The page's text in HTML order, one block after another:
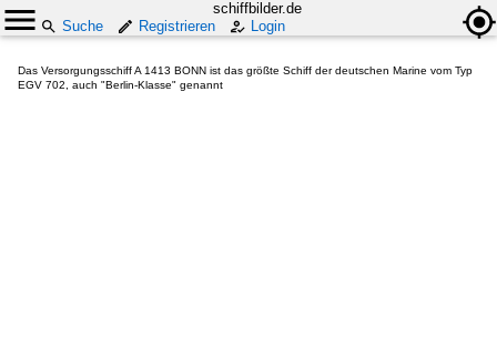
schiffbilder.de
Suche
Registrieren Login
Das Versorgungsschiff A 1413 BONN ist das größte Schiff der deutschen Marine vom Typ
EGV 702, auch "Berlin-Klasse" genannt